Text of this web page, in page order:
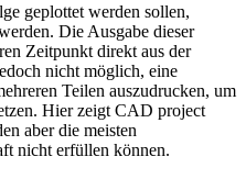
geplottet werden sollen,
Die Ausgabe dieser
Zeitpunkt direkt aus der
nicht möglich, eine
Teilen auszudrucken, um
Hier zeigt CAD project
aber die meisten
nicht erfüllen können.